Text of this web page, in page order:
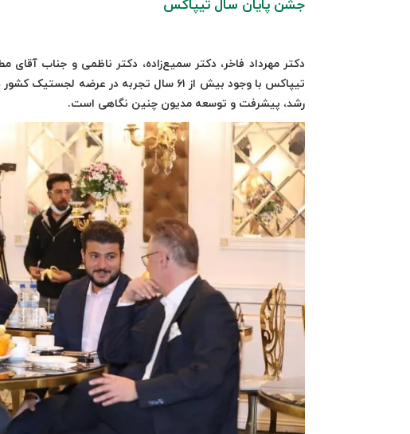
جشن پایان سال تیپاکس
دکتر مهرداد فاخر، دکتر سمیع‌زاده، دکتر ناظمی و جناب آقای
تیپاکس با وجود بیش از ۶۱ سال تجربه در
رشد، پیشرفت و توسعه مدیون چنین نگاهی است.